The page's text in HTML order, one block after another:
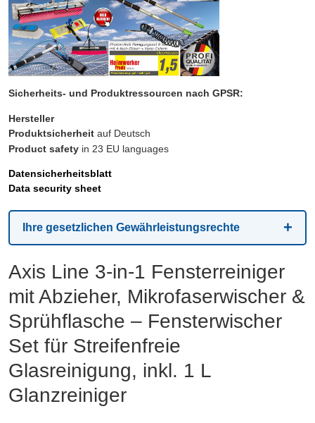
Sicherheits- und Produktressourcen nach GPSR:
Hersteller
Produktsicherheit auf Deutsch
Product safety in 23 EU languages
Datensicherheitsblatt
Data security sheet
Ihre gesetzlichen Gewährleistungsrechte
Axis Line 3-in-1 Fensterreiniger
mit Abzieher, Mikrofaserwischer &
Sprühflasche – Fensterwischer
Set für Streifenfreie
Glasreinigung, inkl. 1 L
Glanzreiniger